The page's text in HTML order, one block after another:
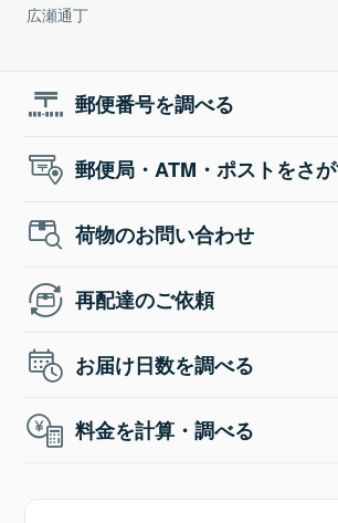
広瀬通丁
郵便番号を調べる
郵便局・ATM・ポストをさ
荷物のお問い合わせ
再配達のご依頼
お届け日数を調べる
料金を計算・調べる